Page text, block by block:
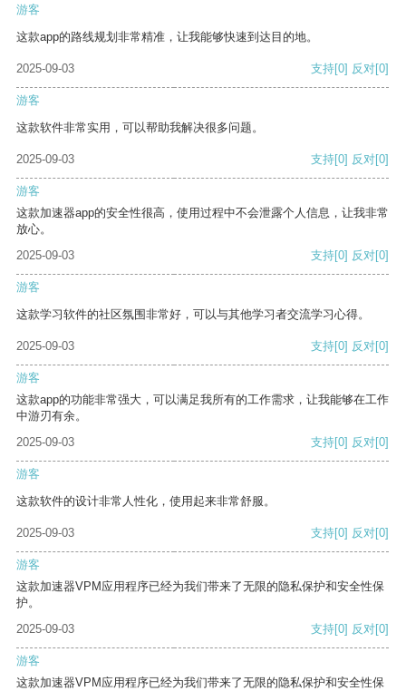
游客
这款app的路线规划非常精准，让我能够快速到达目的地。
2025-09-03 支持[0] 反对[0]
游客
这款软件非常实用，可以帮助我解决很多问题。
2025-09-03 支持[0] 反对[0]
游客
这款加速器app的安全性很高，使用过程中不会泄露个人信息，让我非常
放心。
2025-09-03
支持[0] 反对[0]
游客
这款学习软件的社区氛围非常好，可以与其他学习者交流学习心得。
2025-09-03 支持[0] 反对[0]
游客
这款app的功能非常强大，可以满足我所有的工作需求，让我能够在工作
中游刃有余。
2025-09-03
支持[0] 反对[0]
游客
这款软件的设计非常人性化，使用起来非常舒服。
2025-09-03 支持[0] 反对[0]
游客
这款加速器VPM应用程序已经为我们带来了无限的隐私保护和安全性保
护。
2025-09-03
支持[0] 反对[0]
游客
这款加速器VPM应用程序已经为我们带来了无限的隐私保护和安全性保